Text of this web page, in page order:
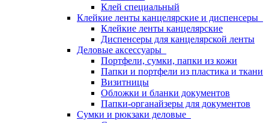
Клей специальный
Клейкие ленты канцелярские и диспенсеры
Клейкие ленты канцелярские
Диспенсеры для канцелярской ленты
Деловые аксессуары
Портфели, сумки, папки из кожи
Папки и портфели из пластика и ткани
Визитницы
Обложки и бланки документов
Папки-органайзеры для документов
Сумки и рюкзаки деловые